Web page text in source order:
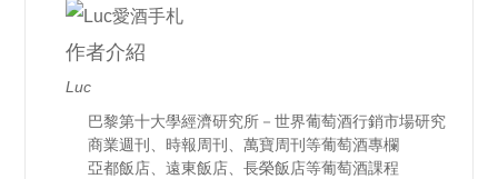
作者介紹
Luc
巴黎第十大學經濟研究所－世界葡萄酒行銷市場研究
商業週刊、時報周刊、萬寶周刊等葡萄酒專欄
亞都飯店、遠東飯店、長榮飯店等葡萄酒課程